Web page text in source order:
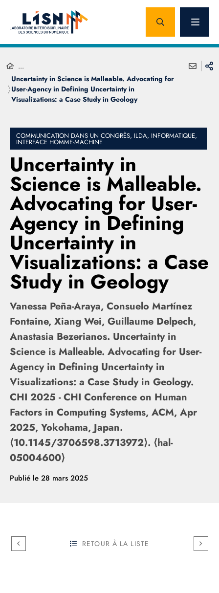
...
Uncertainty in Science is Malleable. Advocating for
User-Agency in Defining Uncertainty in
Visualizations: a Case Study in Geology
COMMUNICATION DANS UN CONGRÈS, ILDA, INFORMATIQUE,
INTERFACE HOMME-MACHINE
Uncertainty in
Science is Malleable.
Advocating for User-
Agency in Defining
Uncertainty in
Visualizations: a Case
Study in Geology
Vanessa Peña-Araya, Consuelo Martínez
Fontaine, Xiang Wei, Guillaume Delpech,
Anastasia Bezerianos. Uncertainty in
Science is Malleable. Advocating for User-
Agency in Defining Uncertainty in
Visualizations: a Case Study in Geology.
CHI 2025 - CHI Conference on Human
Factors in Computing Systems, ACM, Apr
2025, Yokohama, Japan.
⟨10.1145/3706598.3713972⟩. ⟨hal-
05004600⟩
Publié le 28 mars 2025
RETOUR À LA LISTE